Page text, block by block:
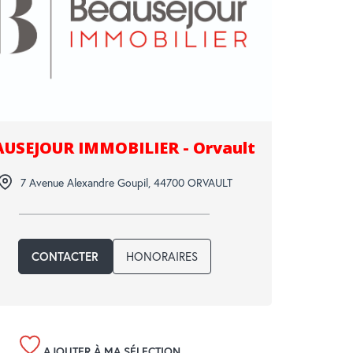
IMMOBILIER - Orvault
7 Avenue Alexandre Goupil, 44700 ORVAULT
CONTACTER HONORAIRES